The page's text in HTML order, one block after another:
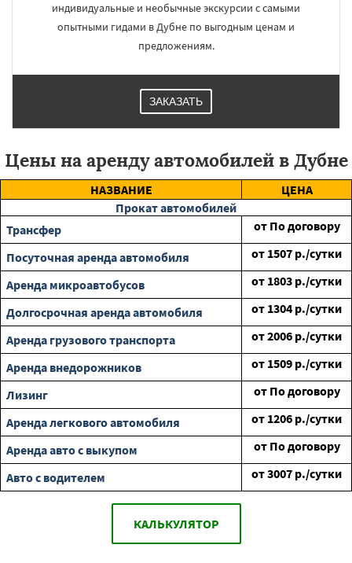
индивидуальные и необычные экскурсии с самыми
опытными гидами в Дубне по выгодным ценам и
предложениям.
ЗАКАЗАТЬ
Цены на аренду автомобилей в Дубне
НАЗВАНИЕ
ЦЕНА
Прокат автомобилей
Трансфер
от По договору
Посуточная аренда автомобиля
от 1507 р./сутки
Аренда микроавтобусов
от 1803 р./сутки
Долгосрочная аренда автомобиля
от 1304 р./сутки
Аренда грузового транспорта
от2006 р./сутки
Аренда внедорожников
от 1509 р./сутки
Лизинг
от По договору
Аренда легкового автомобиля
от 1206 р./сутки
Аренда авто с выкупом
от По договору
Авто с водителем
от3007 р./сутки
КАЛЬКУЛЯТОР